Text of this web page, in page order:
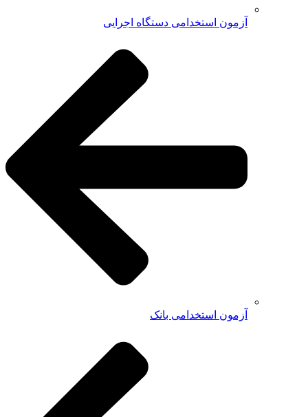
آزمون استخدامی دستگاه اجرایی
آزمون استخدامی بانک